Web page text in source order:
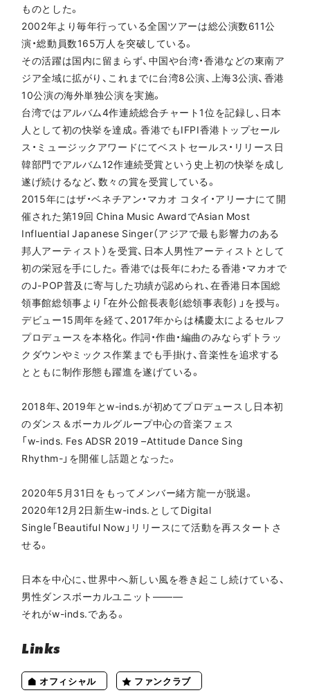
ものとした。
2002年より毎年行っている全国ツアーは総公演数611公
演・総動員数165万人を突破している。
その活躍は国内に留まらず、中国や台湾・香港などの東南ア
ジア全域に拡がり、これまでに台湾8公演、上海3公演、香港
10公演の海外単独公演を実施。
台湾ではアルバム4作連続総合チャート1位を記録し、日本
人として初の快挙を達成。香港でもIFPI香港トップセール
ス・ミュージックアワードにてベストセールス・リリース日
韓部門でアルバム12作連続受賞という史上初の快挙を成し
遂げ続けるなど、数々の賞を受賞している。
2015年にはザ・ベネチアン・マカオ コタイ・アリーナにて開
催された第19回 China Music AwardでAsian Most
Influential Japanese Singer（アジアで最も影響力のある
邦人アーティスト）を受賞、日本人男性アーティストとして
初の栄冠を手にした。香港では長年にわたる香港・マカオで
のJ-POP普及に寄与した功績が認められ、在香港日本国総
領事館総領事より「在外公館長表彰(総領事表彰) 」を授与。
デビュー15周年を経て、2017年からは橘慶太によるセルフ
プロデュースを本格化。作詞・作曲・編曲のみならずトラッ
クダウンやミックス作業までも手掛け、音楽性を追求する
とともに制作形態も躍進を遂げている。
2018年、2019年とw-inds.が初めてプロデュースし日本初
のダンス＆ボーカルグループ中心の音楽フェス
「w-inds. Fes ADSR 2019 –Attitude Dance Sing
Rhythm-」を開催し話題となった。
2020年5月31日をもってメンバー緒方龍一が脱退。
2020年12月2日新生w-inds.としてDigital
Single「Beautiful Now」リリースにて活動を再スタートさ
せる。
日本を中心に、世界中へ新しい風を巻き起こし続けている、
男性ダンスボーカルユニット―――
それがw-inds.である。
Links
オフィシャル ファンクラブ